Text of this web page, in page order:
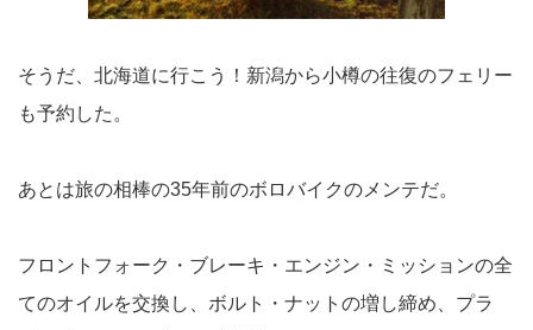
そうだ、北海道に行こう！新潟から小樽の往復のフェリー
も予約した。
あとは旅の相棒の35年前のボロバイクのメンテだ。
フロントフォーク・ブレーキ・エンジン・ミッションの全
てのオイルを交換し、ボルト・ナットの増し締め、プラ